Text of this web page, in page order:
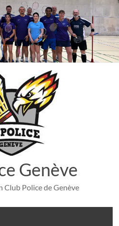
Genève
Club Police de Genève